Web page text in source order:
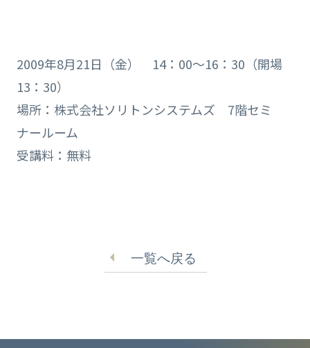
2009年8月21日（金） 14：00～16：30（開場
13：30）
場所：株式会社ソリトンシステムズ 7階セミ
ナールーム
受講料：無料
一覧へ戻る